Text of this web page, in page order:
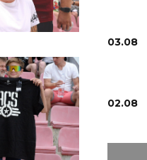
03.08
02.08